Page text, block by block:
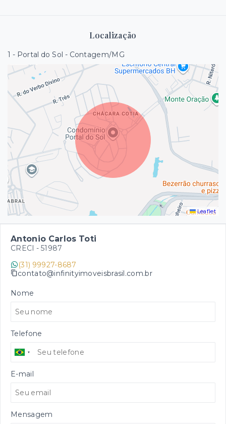
Localização
1 - Portal do Sol - Contagem/MG
Leaflet
Antonio Carlos Toti
CRECI - 51987
(31) 99927-8687
contato@infinityimoveisbrasil.com.br
Nome
Telefone
E-mail
Mensagem